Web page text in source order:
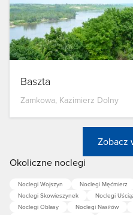
Baszta
Zamkowa, Kazimierz Dolny
Zobacz
Okoliczne noclegi
Noclegi Wojszyn Noclegi Męćmierz
Noclegi Skowieszynek
Noclegi
Noclegi Oblasy
Noclegi Nasiłów